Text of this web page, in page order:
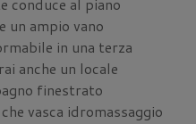
un ampio vano
in una terza
anche un locale
finestrato
vasca idromassaggio